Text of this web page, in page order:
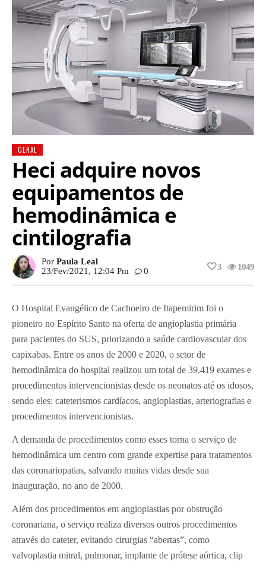
GERAL
Heci adquire novos
equipamentos de
hemodinâmica e
cintilografia
Por Paula Leal
23/fev/2021, 12:04 Pm
0 1049
3
O Hospital Evangélico de Cachoeiro de Itapemirim foi o
pioneiro no Espírito Santo na oferta de angioplastia primária
para pacientes do SUS, priorizando a saúde cardiovascular dos
capixabas. Entre os anos de 2000 e 2020, o setor de
hemodinâmica do hospital realizou um total de 39.419 exames e
procedimentos intervencionistas desde os neonatos até os idosos,
sendo eles: cateterismos cardíacos, angioplastias, arteriografias e
procedimentos intervencionistas.
A demanda de procedimentos como esses torna o serviço de
hemodinâmica um centro com grande expertise para tratamentos
das coronariopatias, salvando muitas vidas desde sua
inauguração, no ano de 2000.
Além dos procedimentos em angioplastias por obstrução
coronariana, o serviço realiza diversos outros procedimentos
através do cateter, evitando cirurgias “abertas”, como
valvoplastia mitral, pulmonar, implante de prótese aórtica, clip